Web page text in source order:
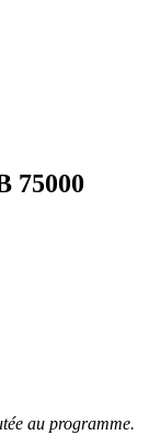
75000
au programme.